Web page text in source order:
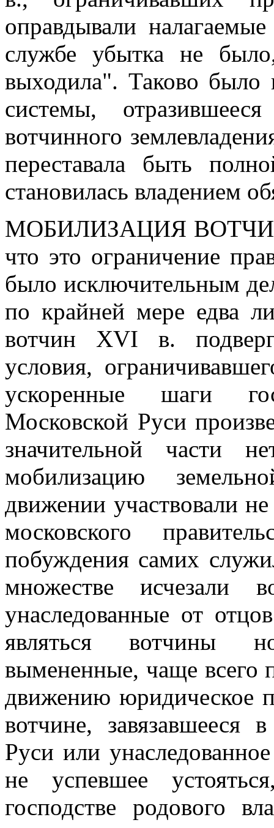
оправдывали
службе убытка не
выходила". Таково было
системы,
вотчинного
переставала быть
становилась владением
МОБИЛИЗАЦИЯ
что это ограничение
было исключительным
по крайней мере едва
вотчин XVI в.
условия,
ускоренные шаги
Московской Руси
значительной части
мобилизацию
движении участвовали
московского
побуждения самих
множестве исчезали
унаследованные от
являться вотчины
вымененные, чаще всего
движению юридическое
вотчине, завязавшееся
Руси или
не успевшее
господстве родового